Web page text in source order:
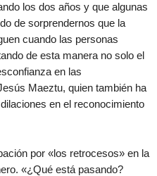
los dos años y que algunas
de sorprendernos que la
cuando las personas
de esta manera no solo el
en las
Maeztu, quien también ha
en el reconocimiento
por «los retrocesos» en la
«¿Qué está pasando?